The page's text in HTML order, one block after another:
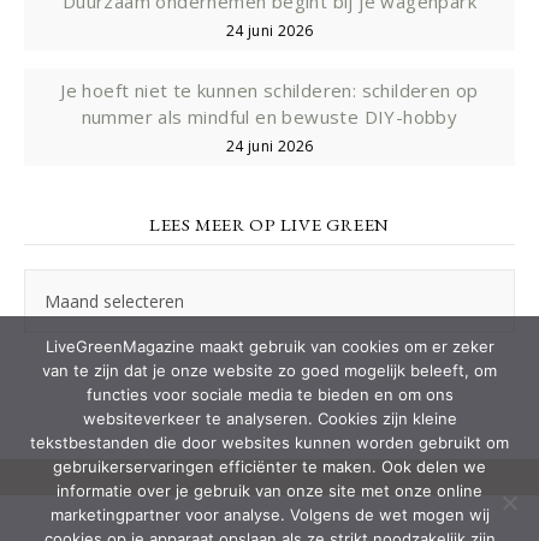
24 juni 2026
Je hoeft niet te kunnen schilderen: schilderen op
nummer als mindful en bewuste DIY-hobby
24 juni 2026
LEES MEER OP LIVE GREEN
meer
Live
LiveGreenMagazine maakt gebruik van cookies om er zeker
van te zijn dat je onze website zo goed mogelijk beleeft, om
functies voor sociale media te bieden en om ons
websiteverkeer te analyseren. Cookies zijn kleine
tekstbestanden die door websites kunnen worden gebruikt om
gebruikerservaringen efficiënter te maken. Ook delen we
informatie over je gebruik van onze site met onze online
marketingpartner voor analyse. Volgens de wet mogen wij